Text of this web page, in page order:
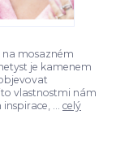
mosazném
je kamenem
vlastnostmi nám
... celý